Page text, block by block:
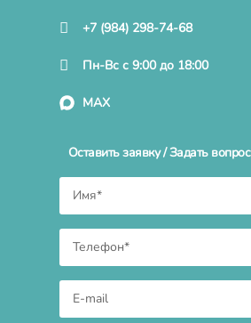
+7 (984) 298-74-68
Пн-Вс с 9:00 до 18:00
MAX
Оставить заявку / Задать вопрос